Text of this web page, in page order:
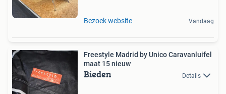
Bezoek website Vandaag
Freestyle Madrid by Unico Caravanluifel
maat 15 nieuw
Bieden Details